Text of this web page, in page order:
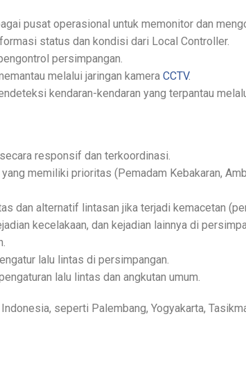
pusat operasional untuk memonitor dan
status dan kondisi dari Local Controller.
persimpangan.
melalui jaringan kamera CCTV.
kendaran-kendaran yang terpantau
responsif dan terkoordinasi.
memiliki prioritas (Pemadam Kebakaran,
dan alternatif lintasan jika terjadi kemacetan
kecelakaan, dan kejadian lainnya di
lalu lintas di persimpangan.
lalu lintas dan angkutan umum.
seperti Palembang, Yogyakarta,